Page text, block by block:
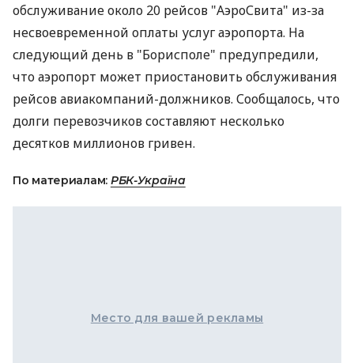
обслуживание около 20 рейсов "АэроСвита" из-за
несвоевременной оплаты услуг аэропорта. На
следующий день в "Борисполе" предупредили,
что аэропорт может приостановить обслуживания
рейсов авиакомпаний-должников. Сообщалось, что
долги перевозчиков составляют несколько
десятков миллионов гривен.
По материалам: РБК-Україна
Место для вашей рекламы